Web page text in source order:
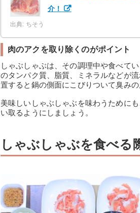
介！
出典: ちそう
肉のアクを取り除くのがポイント
しゃぶしゃぶは、その調理中や食べて
のタンパク質、脂質、ミネラルなどが
置すると鍋の側面にこびりついて臭み
美味しいしゃぶしゃぶを味わうために
い取るようにしましょう。
しゃぶしゃぶを食べる